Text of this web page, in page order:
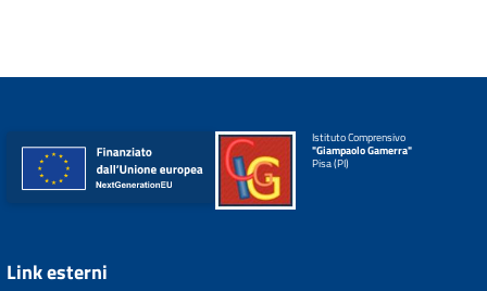
Istituto Comprensivo
"Giampaolo Gamerra"
Pisa (PI)
Link esterni